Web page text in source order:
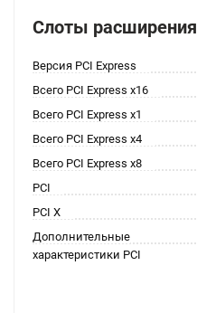
Слоты расширения
Версия PCI Express
Всего PCI Express x16
Всего PCI Express x1
Всего PCI Express x4
Всего PCI Express x8
PCI
PCI X
Дополнительные
характеристики PCI